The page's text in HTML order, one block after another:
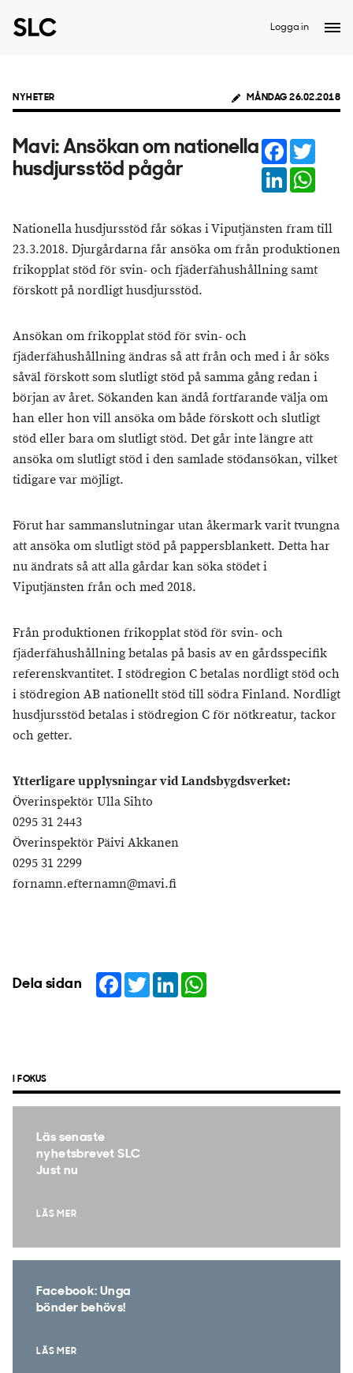
Logga in
NYHETER MÅNDAG 26.02.2018
Mavi: Ansökan om nationella
husdjursstöd pågår
Facebook
LinkedIn
Nationella husdjursstöd får sökas i Viputjänsten fram till
23.3.2018. Djurgårdarna får ansöka om från produktionen
frikopplat stöd för svin- och fjäderfähushållning samt
förskott på nordligt husdjursstöd.
Ansökan om frikopplat stöd för svin- och
fjäderfähushållning ändras så att från och med i år söks
såväl förskott som slutligt stöd på samma gång redan i
början av året. Sökanden kan ändå fortfarande välja om
han eller hon vill ansöka om både förskott och slutligt
stöd eller bara om slutligt stöd. Det går inte längre att
ansöka om slutligt stöd i den samlade stödansökan, vilket
tidigare var möjligt.
Förut har sammanslutningar utan åkermark varit tvungna
att ansöka om slutligt stöd på pappersblankett. Detta har
nu ändrats så att alla gårdar kan söka stödet i
Viputjänsten från och med 2018.
Från produktionen frikopplat stöd för svin- och
fjäderfähushållning betalas på basis av en gårdsspecifik
referenskvantitet. I stödregion C betalas nordligt stöd och
i stödregion AB nationellt stöd till södra Finland. Nordligt
husdjursstöd betalas i stödregion C för nötkreatur, tackor
och getter.
Ytterligare upplysningar vid Landsbygdsverket:
Överinspektör Ulla Sihto
0295 31 2443
Överinspektör Päivi Akkanen
0295 31 2299
fornamn.efternamn@mavi.fi
Dela sidan Facebook
TwitterLinkedIn
I FOKUS
Läs senaste
nyhetsbrevet SLC
Just nu
LÄS MER
Facebook: Unga
bönder behövs!
LÄS MER